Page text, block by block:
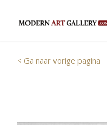
< Ga naar vorige pagina